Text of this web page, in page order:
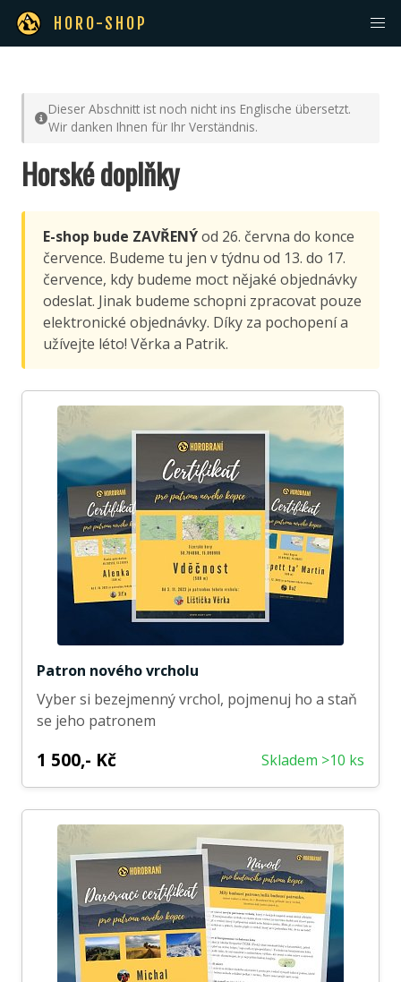
HORO-SHOP
Dieser Abschnitt ist noch nicht ins Englische übersetzt.
Wir danken Ihnen für Ihr Verständnis.
Horské doplňky
E-shop bude ZAVŘENÝod 26. června do konce
července. Budeme tu jen v týdnu od 13. do 17.
července, kdy budeme moct nějaké objednávky
odeslat. Jinak budeme schopni zpracovat pouze
elektronické objednávky. Díky za pochopení a
užívejte léto! Věrka a Patrik.
Patron nového vrcholu
Vyber si bezejmenný vrchol, pojmenuj ho a staň
se jeho patronem
1 500,- Kč Skladem >10 ks